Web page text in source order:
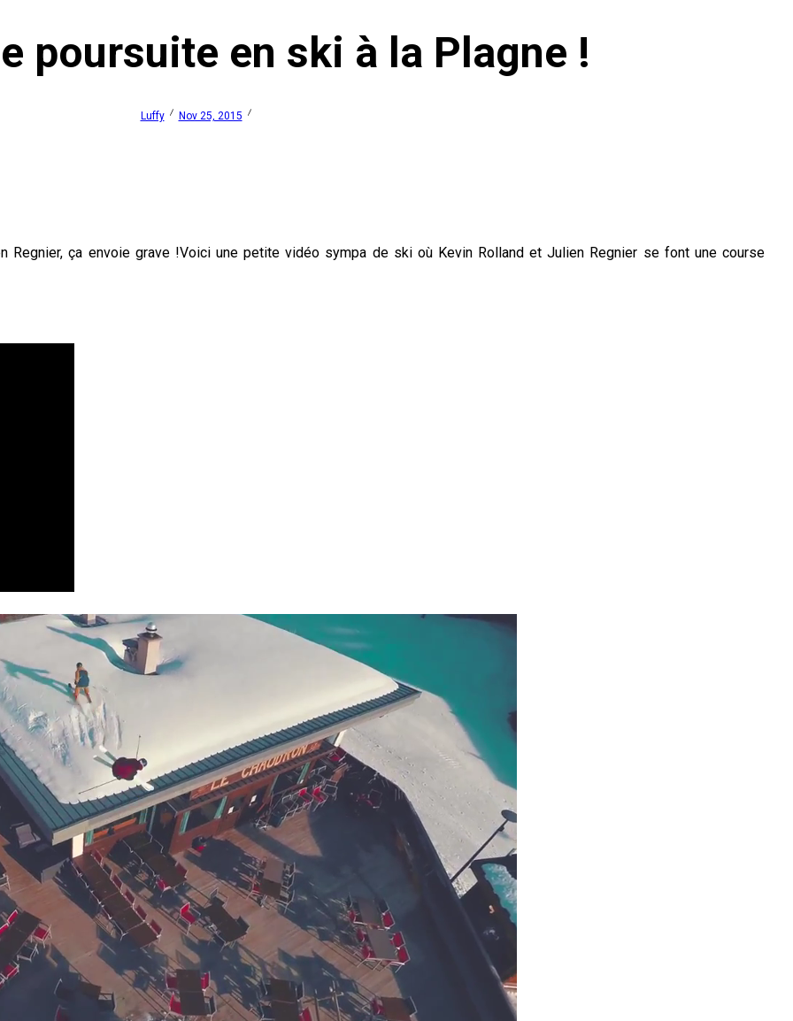
poursuite en ski à la Plagne !
Luffy Nov 25, 2015
Regnier, ça envoie grave !Voici une petite vidéo sympa de ski où Kevin Rolland et Julien Regnier se font une course